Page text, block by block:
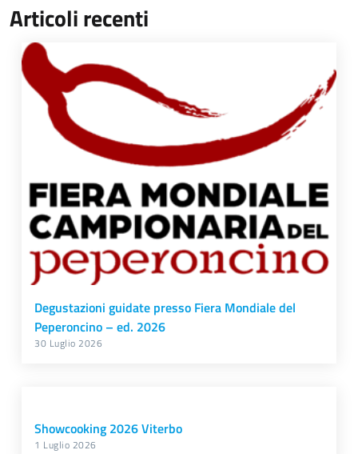
Articoli recenti
Degustazioni guidate presso Fiera Mondiale del
Peperoncino – ed. 2026
30 Luglio 2026
Showcooking 2026 Viterbo
1 Luglio 2026